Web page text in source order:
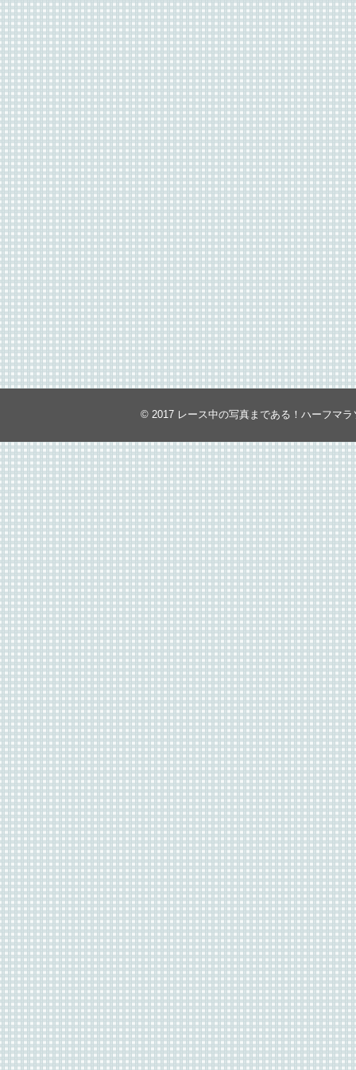
© 2017 レース中の写真まである！ハーフマ